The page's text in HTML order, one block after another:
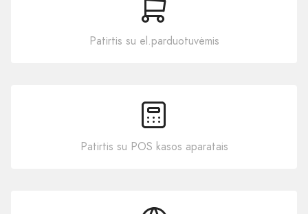
Patirtis su el.parduotuvėmis
Patirtis su POS kasos aparatais